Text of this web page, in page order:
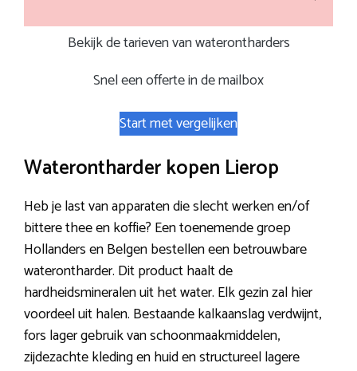
Bekijk de tarieven van waterontharders
Snel een offerte in de mailbox
Start met vergelijken
Waterontharder kopen Lierop
Heb je last van apparaten die slecht werken en/of
bittere thee en koffie? Een toenemende groep
Hollanders en Belgen bestellen een betrouwbare
waterontharder. Dit product haalt de
hardheidsmineralen uit het water. Elk gezin zal hier
voordeel uit halen. Bestaande kalkaanslag verdwijnt,
fors lager gebruik van schoonmaakmiddelen,
zijdezachte kleding en huid en structureel lagere